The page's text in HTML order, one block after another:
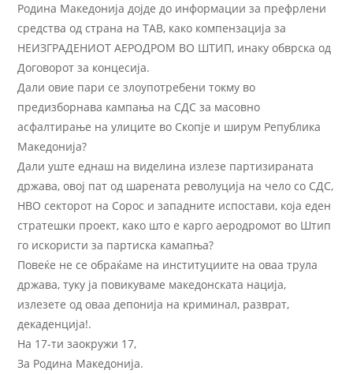
Родина Македонија дојде до информации за префрлени
средства од страна на ТАВ, како компензација за
НЕИЗГРАДЕНИОТ АЕРОДРОМ ВО ШТИП, инаку обврска од
Договорот за концесија.
Дали овие пари се злоупотребени токму во
предизборнава кампања на СДС за масовно
асфалтирање на улиците во Скопје и ширум Република
Македонија?
Дали уште еднаш на виделина излезе партизираната
држава, овој пат од шарената револуција на чело со СДС,
НВО секторот на Сорос и западните испостави, која еден
стратешки проект, како што е карго аеродромот во Штип
го искористи за партиска камапња?
Повеќе не се обраќаме на институциите на оваа трула
држава, туку ја повикуваме македонската нација,
излезете од оваа депонија на криминал, разврат,
декаденција!.
На 17-ти заокружи 17,
За Родина Македонија.